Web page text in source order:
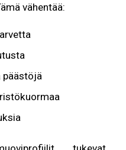
vähentää:
päästöjä